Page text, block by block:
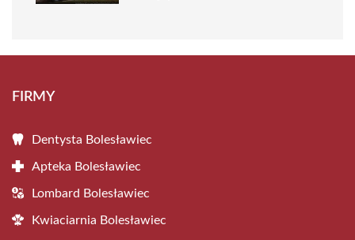
FIRMY
Dentysta Bolesławiec
Apteka Bolesławiec
Lombard Bolesławiec
Kwiaciarnia Bolesławiec